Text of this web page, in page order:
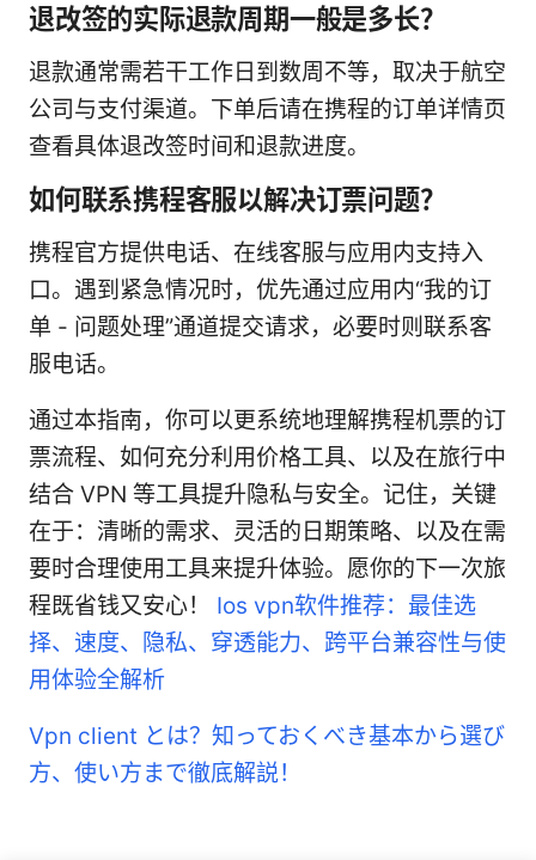
退改签的实际退款周期一般是多长？
退款通常需若干工作日到数周不等，取决于航空
公司与支付渠道。下单后请在携程的订单详情页
查看具体退改签时间和退款进度。
如何联系携程客服以解决订票问题？
携程官方提供电话、在线客服与应用内支持入
口。遇到紧急情况时，优先通过应用内“我的订
单 - 问题处理”通道提交请求，必要时则联系客
服电话。
通过本指南，你可以更系统地理解携程机票的订
票流程、如何充分利用价格工具、以及在旅行中
结合 VPN 等工具提升隐私与安全。记住，关键
在于：清晰的需求、灵活的日期策略、以及在需
要时合理使用工具来提升体验。愿你的下一次旅
程既省钱又安心！ Ios vpn软件推荐：最佳选
择、速度、隐私、穿透能力、跨平台兼容性与使
用体验全解析
Vpn client とは？知っておくべき基本から選び
方、使い方まで徹底解説！